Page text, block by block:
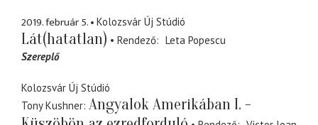
2019. február 5. Kolozsvár Új Stúdió
Lát(hatatlan) Rendező
Leta Popescu
Szereplő
Kolozsvár Új Stúdió
Tony Kushner Angyalok Amerikában I. -